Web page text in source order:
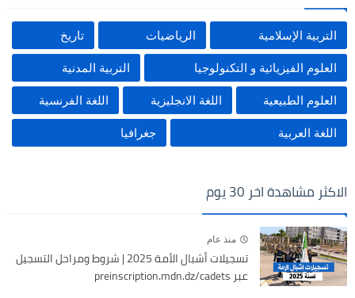
التربية الإسلامية الرياضيات تاريخ
العلوم الفيزيائية و التكنولوجيا التربية المدنية
العلوم الطبيعية اللغة الانجليزية اللغة الفرنسية
اللغة العربية جغرافيا
الاكثر مشاهدة اخر 30 يوم
منذ عام
تسجيلات أشبال الأمة 2025 | شروط ومراحل التسجيل
عبر preinscription.mdn.dz/cadets